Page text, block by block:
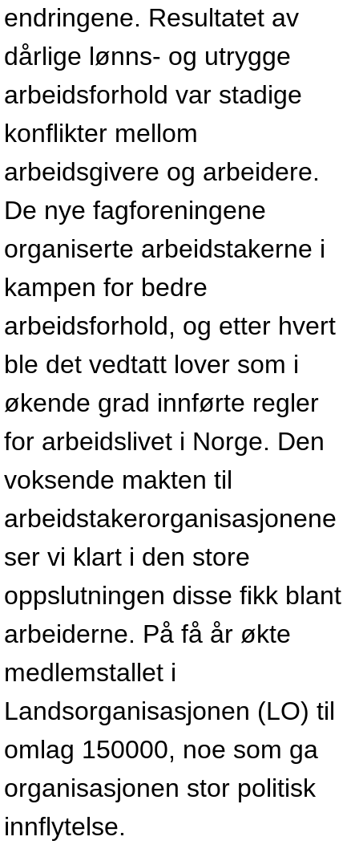
endringene. Resultatet av
dårlige lønns- og utrygge
arbeidsforhold var stadige
konflikter mellom
arbeidsgivere og arbeidere.
De nye fagforeningene
organiserte arbeidstakerne i
kampen for bedre
arbeidsforhold, og etter hvert
ble det vedtatt lover som i
økende grad innførte regler
for arbeidslivet i Norge. Den
voksende makten til
arbeidstakerorganisasjonene
ser vi klart i den store
oppslutningen disse fikk blant
arbeiderne. På få år økte
medlemstallet i
Landsorganisasjonen (LO) til
omlag 150000, noe som ga
organisasjonen stor politisk
innflytelse.